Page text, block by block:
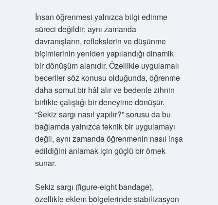
İnsan öğrenmesi yalnızca bilgi edinme
süreci değildir; aynı zamanda
davranışların, reflekslerin ve düşünme
biçimlerinin yeniden yapılandığı dinamik
bir dönüşüm alanıdır. Özellikle uygulamalı
beceriler söz konusu olduğunda, öğrenme
daha somut bir hâl alır ve bedenle zihnin
birlikte çalıştığı bir deneyime dönüşür.
“Sekiz sargı nasıl yapılır?” sorusu da bu
bağlamda yalnızca teknik bir uygulamayı
değil, aynı zamanda öğrenmenin nasıl inşa
edildiğini anlamak için güçlü bir örnek
sunar.
Sekiz sargı (figure-eight bandage),
özellikle eklem bölgelerinde stabilizasyon